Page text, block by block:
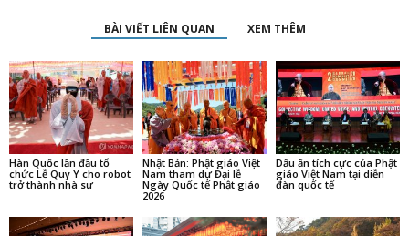
BÀI VIẾT LIÊN QUAN XEM THÊM
Hàn Quốc lần đầu tổ
chức Lễ Quy Y cho robot
trở thành nhà sư
Nhật Bản: Phật giáo Việt
Nam tham dự Đại lễ
Ngày Quốc tế Phật giáo
2026
Dấu ấn tích cực của Phật
giáo Việt Nam tại diễn
đàn quốc tế